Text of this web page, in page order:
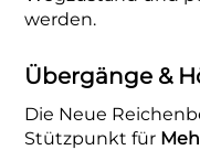
werden.
Übergänge &
Die Neue
Stützpunkt für